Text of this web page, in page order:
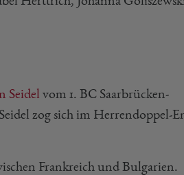
Seidel vom 1. BC Saarbrücken-
zog sich im Herrendoppel-
Frankreich und Bulgarien.